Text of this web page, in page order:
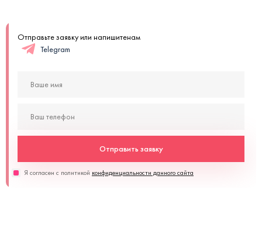
Отправьте заявку или напишитенам
Telegram
Отправить заявку
Я согласен с политикой конфиденциальности данного сайта